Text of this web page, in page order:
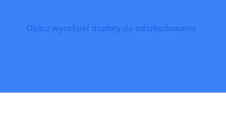
Oblicz wysokość dopłaty do odszkodowania